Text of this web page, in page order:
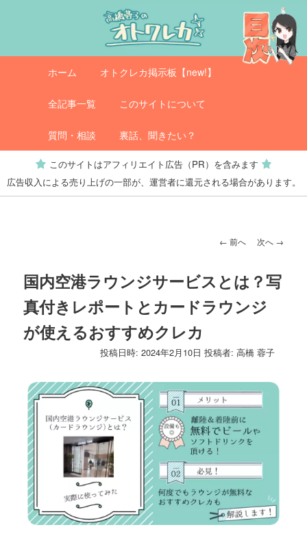
へ
動
オトクレカ
ュ
ホーム オトクレカ掲示板【new!】
全記事一覧 このサイトについて
質問・相談 裏話、聞きたい？
このサイトはアフィリエイト広告（PR）を含みます
広告収入による売り上げの一部が、運営者に還元される場合があります。
投
ナ
ビ
ゲ
シ
ン
← 前へ 次へ →
国内空港ラウンジサービスとは？写
真付きレポートとカードラウンジ
が使えるおすすめクレカ
投稿日時:2024年2月10日 投稿者:高橋 蓉子